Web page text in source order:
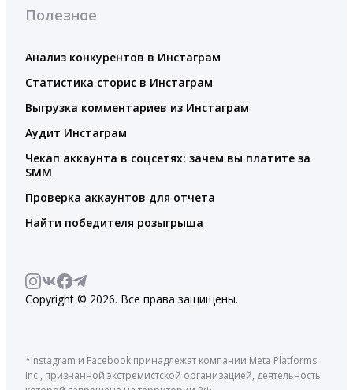
Полезное
Анализ конкурентов в Инстаграм
Статистика сторис в Инстаграм
Выгрузка комментариев из Инстаграм
Аудит Инстаграм
Чекап аккаунта в соцсетях: зачем вы платите за
SMM
Проверка аккаунтов для отчета
Найти победителя розыгрыша
Copyright © 2026. Все права защищены.
*Instagram и Facebook принадлежат компании Meta Platforms
Inc., признанной экстремистской организацией, деятельность